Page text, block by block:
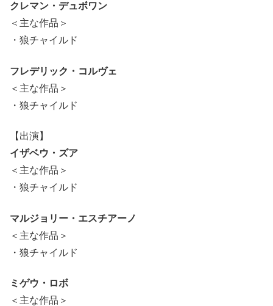
クレマン・デュボワン
＜主な作品＞
・狼チャイルド
フレデリック・コルヴェ
＜主な作品＞
・狼チャイルド
【出演】
イザベウ・ズア
＜主な作品＞
・狼チャイルド
マルジョリー・エスチアーノ
＜主な作品＞
・狼チャイルド
ミゲウ・ロボ
＜主な作品＞